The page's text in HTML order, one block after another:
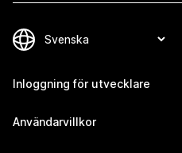
Inloggning för utvecklare
Användarvillkor